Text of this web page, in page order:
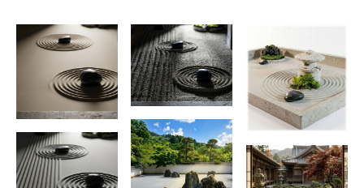
まいは、観る人の心を映し出す鏡でもあります。国内のみなら
ず、アジアをはじめとした海外市場への展開も見据え、手掛け
た表現の価値を明確に世界へ発信していくこと。そして、何世
代にもわたり受け継がれてきた日本の美の伝統を、未来へとつ
ないでいくことが私の使命です。一つの作品を通じて、皆様の
空間に深い静寂と、豊かな余白をお届けできることを願ってお